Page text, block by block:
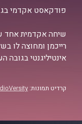
פודקאסט אקדמי
שיחה אקדמית אחד
רייכמן ומחוצה לו
אינטיליגנטי בגובה
קרדיט תמונות: